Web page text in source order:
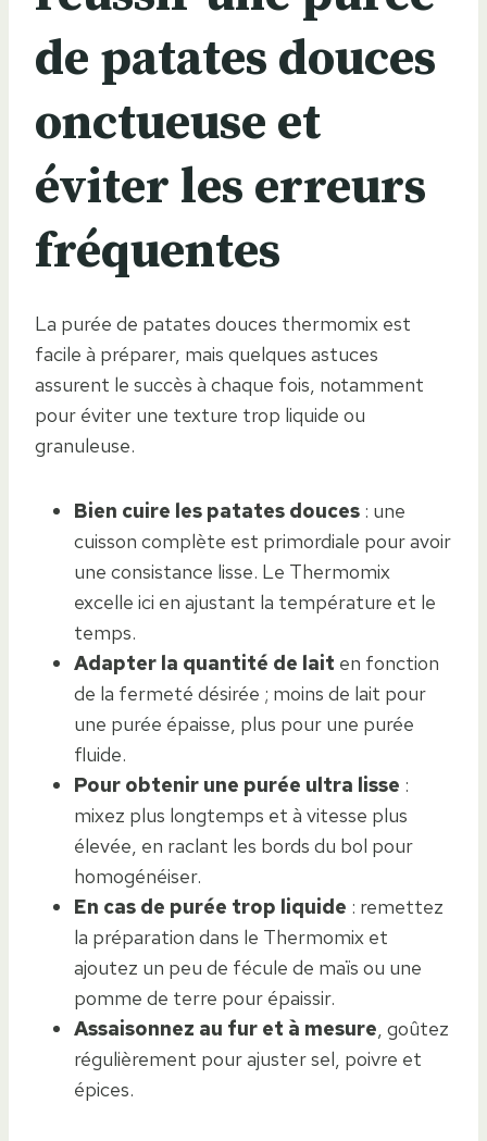
de patates douces
onctueuse et
éviter les erreurs
fréquentes
La purée de patates douces thermomix est
facile à préparer, mais quelques astuces
assurent le succès à chaque fois, notamment
pour éviter une texture trop liquide ou
granuleuse.
Bien cuire les patates douces : une
cuisson complète est primordiale pour avoir
une consistance lisse. Le Thermomix
excelle ici en ajustant la température et le
temps.
Adapter la quantité de lait en fonction
de la fermeté désirée ; moins de lait pour
une purée épaisse, plus pour une purée
fluide.
Pour obtenir une purée ultra lisse :
mixez plus longtemps et à vitesse plus
élevée, en raclant les bords du bol pour
homogénéiser.
En cas de purée trop liquide : remettez
la préparation dans le Thermomix et
ajoutez un peu de fécule de maïs ou une
pomme de terre pour épaissir.
Assaisonnez au fur et à mesure, goûtez
régulièrement pour ajuster sel, poivre et
épices.